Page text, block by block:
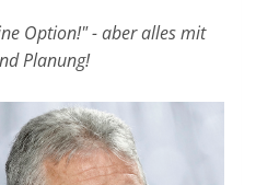
Option!" - aber alles mit
Planung!